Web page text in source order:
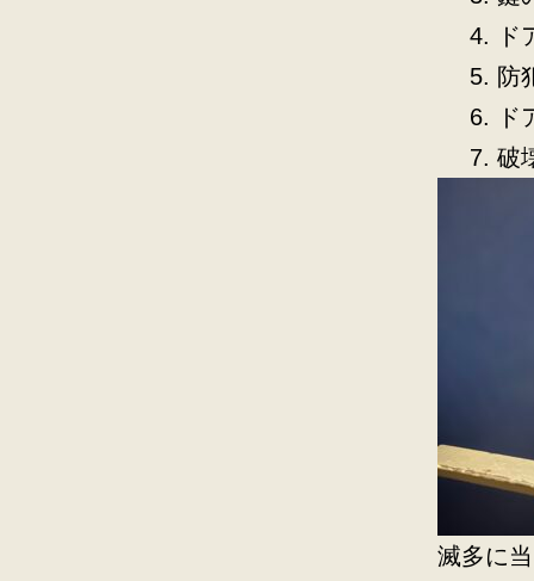
ド
防
ド
破
滅多に